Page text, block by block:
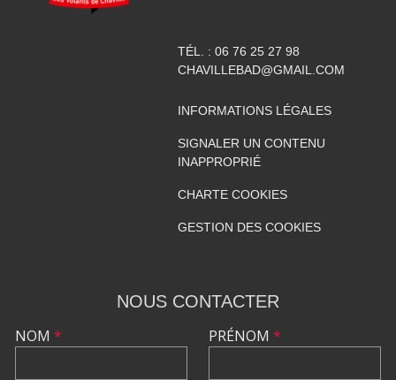
TÉL. : 06 76 25 27 98
CHAVILLEBAD@GMAIL.COM
INFORMATIONS LÉGALES
SIGNALER UN CONTENU
INAPPROPRIÉ
CHARTE COOKIES
GESTION DES COOKIES
NOUS CONTACTER
NOM * PRÉNOM *